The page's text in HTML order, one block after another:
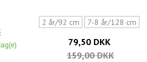
2 år/92 cm 7-8 år/128 cm
79,50 DKK
159,00 DKK